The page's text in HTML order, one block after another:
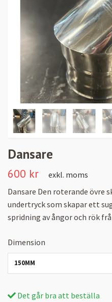
Dansare
600 kr
exkl. moms
Dansare Den roterande övre
undertryck som skapar ett
spridning av ångor och rök
Dimension
150MM
Det går bra att beställa